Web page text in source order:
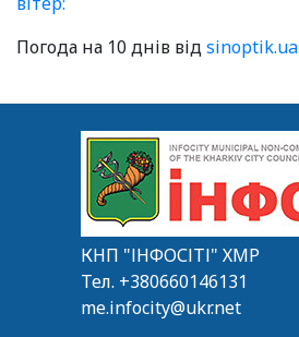
Погода на 10 днів відsinoptik.ua
КНП "ІНФОСІТІ" ХМР
Тел. +380660146131
me.infocity@ukr.net